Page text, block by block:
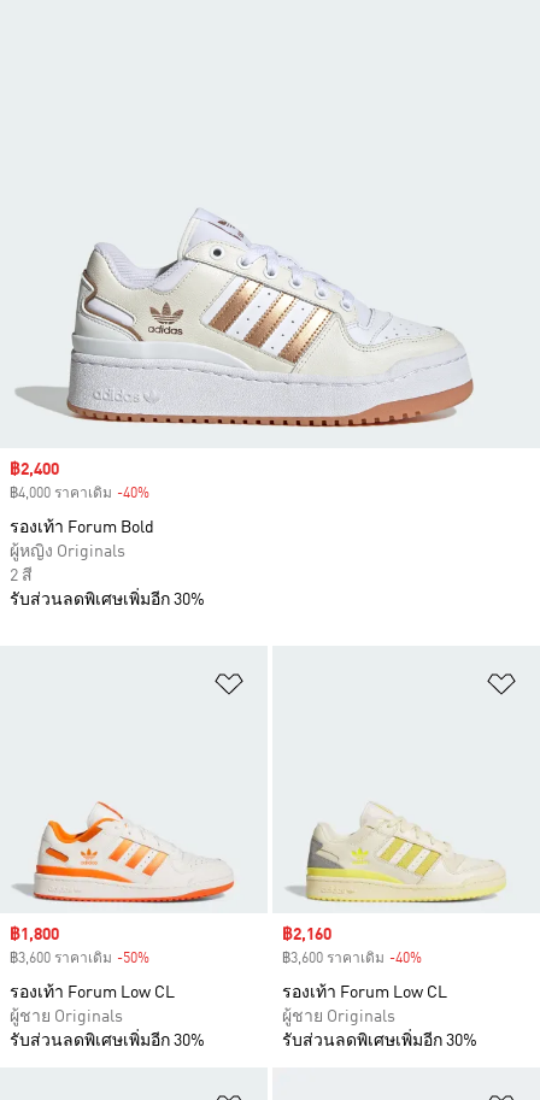
Sale price
฿1,800
฿3,600 ราคาเดิม -50%
รองเท้า Forum Low CL
ผู้ชาย Originals
รับส่วนลดพิเศษเพิ่มอีก 30%
Sale price
฿2,160
฿3,600 ราคาเดิม -40%
รองเท้า Forum Low CL
ผู้ชาย Originals
รับส่วนลดพิเศษเพิ่มอีก 30%
Sale price
฿2,400
฿4,000 ราคาเดิม -40%
รองเท้า Forum Bold
ผู้หญิง Originals
2 สี
รับส่วนลดพิเศษเพิ่มอีก 30%